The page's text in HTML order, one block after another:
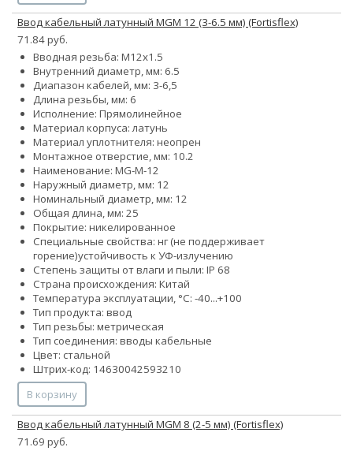
Ввод кабельный латунный MGM 12 (3-6.5 мм) (Fortisflex)
71.84 руб.
Вводная резьба: M12x1.5
Внутренний диаметр, мм: 6.5
Диапазон кабелей, мм: 3-6,5
Длина резьбы, мм: 6
Исполнение: Прямолинейное
Материал корпуса: латунь
Материал уплотнителя: неопрен
Монтажное отверстие, мм: 10.2
Наименование: MG-M-12
Наружный диаметр, мм: 12
Номинальный диаметр, мм: 12
Общая длина, мм: 25
Покрытие: никелированное
Специальные свойства: нг (не поддерживает
горение)устойчивость к УФ-излучению
Степень защиты от влаги и пыли: IP 68
Страна происхождения: Китай
Температура эксплуатации, °С: -40...+100
Тип продукта: ввод
Тип резьбы: метрическая
Тип соединения: вводы кабельные
Цвет: стальной
Штрих-код: 14630042593210
В корзину
Ввод кабельный латунный МGM 8 (2-5 мм) (Fortisflex)
71.69 руб.